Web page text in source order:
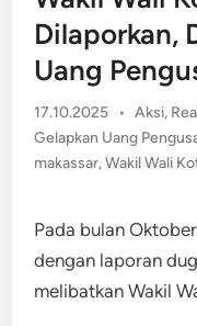
Dilaporkan,
Uang
17.10.2025 • Posted
in
Aksi,
Gelapkan Uang
makassar,Wakil Wali
Pada bulan
dengan laporan
melibatkan Wakil